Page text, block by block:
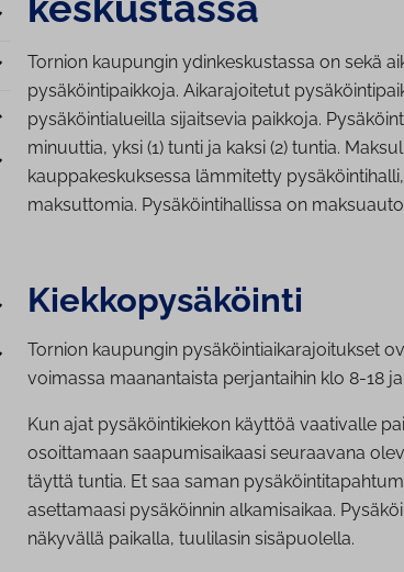
Tornion kaupungin ydinkeskustassa on sekä
pysäköintipaikkoja. Aikarajoitetut
pysäköintialueilla sijaitsevia paikkoja.
minuuttia, yksi (1) tunti ja kaksi (2) tuntia.
kauppakeskuksessa lämmitetty
maksuttomia. Pysäköintihallissa on
Kiek­ko­py­sä­köin­ti
Tornion kaupungin pysäköintiaikarajoitukset
voimassa maanantaista perjantaihin klo 8-18
Kun ajat pysäköintikiekon käyttöä vaativalle
osoittamaan saapumisaikaasi seuraavana
täyttä tuntia. Et saa saman
asettamaasi pysäköinnin alkamisaikaa.
näkyvällä paikalla, tuulilasin sisäpuolella.